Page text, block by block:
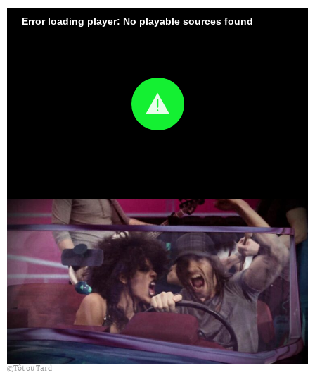
Error loading player: No playable sources found
Tôt ou Tard